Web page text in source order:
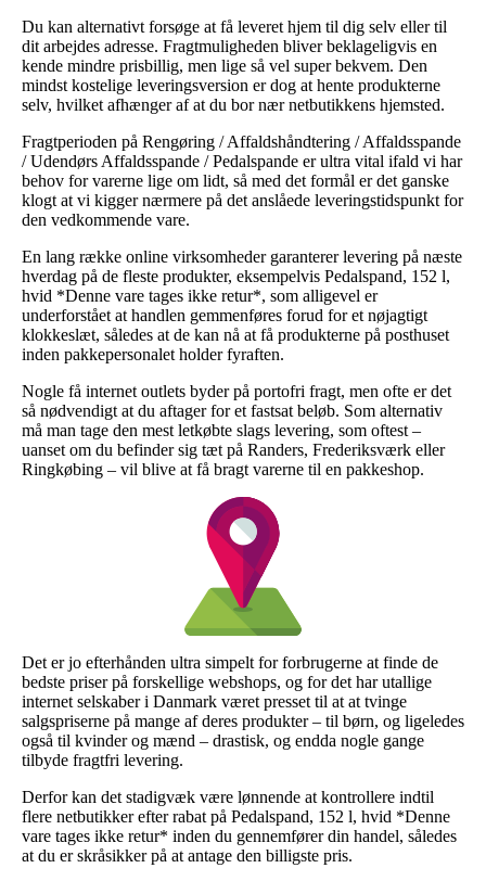
Du kan alternativt forsøge at få leveret hjem til dig selv eller til
dit arbejdes adresse. Fragtmuligheden bliver beklageligvis en
kende mindre prisbillig, men lige så vel super bekvem. Den
mindst kostelige leveringsversion er dog at hente produkterne
selv, hvilket afhænger af at du bor nær netbutikkens hjemsted.
Fragtperioden på Rengøring / Affaldshåndtering / Affaldsspande
/ Udendørs Affaldsspande / Pedalspande er ultra vital ifald vi har
behov for varerne lige om lidt, så med det formål er det ganske
klogt at vi kigger nærmere på det anslåede leveringstidspunkt for
den vedkommende vare.
En lang række online virksomheder garanterer levering på næste
hverdag på de fleste produkter, eksempelvis Pedalspand, 152 l,
hvid *Denne vare tages ikke retur*, som alligevel er
underforstået at handlen gemmenføres forud for et nøjagtigt
klokkeslæt, således at de kan nå at få produkterne på posthuset
inden pakkepersonalet holder fyraften.
Nogle få internet outlets byder på portofri fragt, men ofte er det
så nødvendigt at du aftager for et fastsat beløb. Som alternativ
må man tage den mest letkøbte slags levering, som oftest –
uanset om du befinder sig tæt på Randers, Frederiksværk eller
Ringkøbing – vil blive at få bragt varerne til en pakkeshop.
Det er jo efterhånden ultra simpelt for forbrugerne at finde de
bedste priser på forskellige webshops, og for det har utallige
internet selskaber i Danmark været presset til at at tvinge
salgspriserne på mange af deres produkter – til børn, og ligeledes
også til kvinder og mænd – drastisk, og endda nogle gange
tilbyde fragtfri levering.
Derfor kan det stadigvæk være lønnende at kontrollere indtil
flere netbutikker efter rabat på Pedalspand, 152 l, hvid *Denne
vare tages ikke retur* inden du gennemfører din handel, således
at du er skråsikker på at antage den billigste pris.